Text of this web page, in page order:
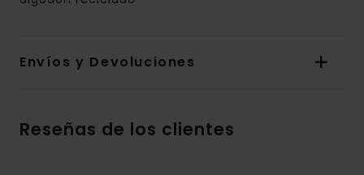
Envíos y Devoluciones
Reseñas de los clientes